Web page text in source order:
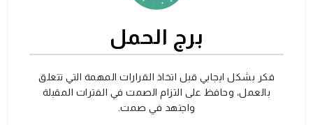
برج الحمل
فكر بشكل ايجابي قبل اتخاذ القرارات المهمة التي تتعلق
بالعمل، وحافظ على التزام الصمت في الفترات المقبلة
واجتهد في صمت.